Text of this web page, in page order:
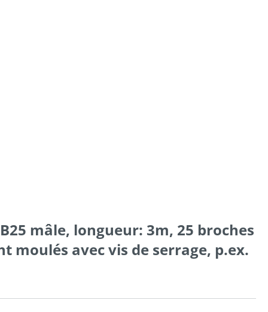
mâle, longueur: 3m, 25 broches
moulés avec vis de serrage, p.ex.